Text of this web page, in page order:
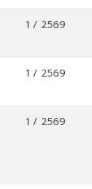
1 / 2569
1 / 2569
1 / 2569